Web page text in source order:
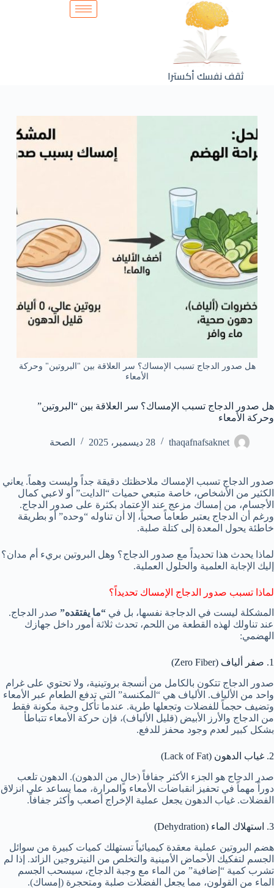
ثقف نفسك أكسترا
هل صدور الدجاج تسبب الإمساك؟ سر العلاقة بين "البروتين" وحركة
الأمعاء
هل صدور الدجاج تسبب الإمساك؟ سر العلاقة بين “البروتين”
وحركة الأمعاء
thaqafnafsaknet 28 ديسمبر، 2025 الصحة
صدور الدجاج تسبب الإمساك ملاحظتك دقيقة جداً وليست وهماً. يعاني
الكثير من الأشخاص، خاصة متبعي حميات “الدايت” أو لاعبي كمال
الأجسام، من إمساك مزعج عند الاعتماد بكثرة على صدور الدجاج.
ورغم أن الدجاج يعتبر طعاماً صحياً، إلا أن تناوله “وحده” أو بطريقة
خاطئة يحول المعدة إلى كتلة صلبة.
لماذا يحدث هذا تحديداً مع صدور الدجاج؟ وهل البروتين بريء أم مدان؟
إليك الإجابة العلمية والحلول العملية.
لماذا تسبب صدور الدجاج الإمساك تحديداً؟
المشكلة ليست في الدجاجة نفسها، بل في “ما يفتقده” صدر الدجاج.
عند تناولك لهذه القطعة من اللحم، تحدث ثلاثة أمور داخل جهازك
الهضمي:
1. صفر ألياف (Zero Fiber)
صدور الدجاج تتكون بالكامل من أنسجة بروتينية، ولا تحتوي على غرام
واحد من الألياف. الألياف هي “المكنسة” التي تدفع الطعام عبر الأمعاء
وتضيف حجماً للفضلات وتجعلها طرية. عندما تأكل وجبة مكونة فقط
من الدجاج والأرز الأبيض (قليل الألياف)، فإن حركة الأمعاء تتباطأ
بشكل كبير لعدم وجود محفز للدفع.
2. غياب الدهون (Lack of Fat)
صدر الدجاج هو الجزء الأكثر جفافاً (خالٍ من الدهون). الدهون تلعب
دوراً مهماً في تحفيز انقباضات الأمعاء والمرارة، مما يساعد على انزلاق
الفضلات. غياب الدهون يجعل عملية الإخراج أصعب وأكثر جفافاً.
3. استهلاك الماء (Dehydration)
هضم البروتين عملية معقدة كيميائياً تستهلك كميات كبيرة من سوائل
الجسم لتفكيك الأحماض الأمينية والتخلص من النيتروجين الزائد. إذا لم
تشرب كمية “إضافية” من الماء مع وجبة الدجاج، سيسحب الجسم
الماء من القولون، مما يجعل الفضلات صلبة ومتحجرة (إمساك).